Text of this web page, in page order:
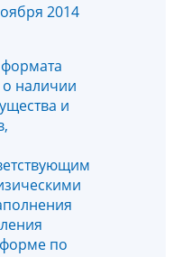
2014
наличии
и
по